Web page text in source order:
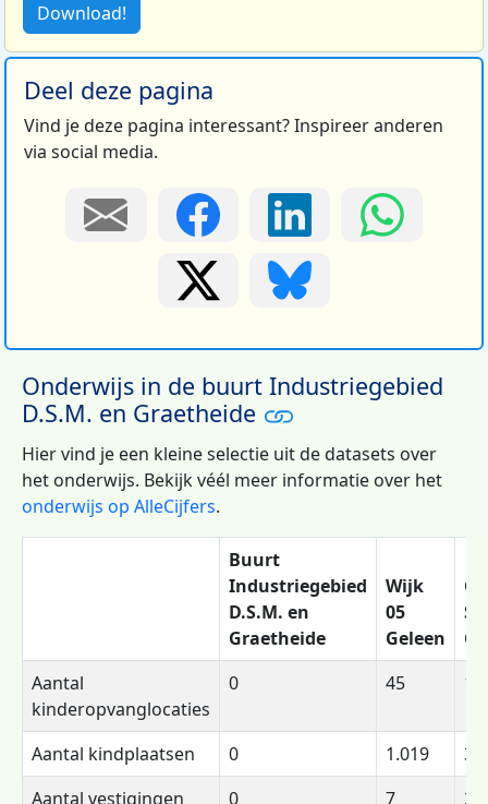
Download!
Deel deze pagina
Vind je deze pagina interessant? Inspireer anderen
via social media.
Onderwijs in de buurt Industriegebied
D.S.M. en Graetheide
Hier vind je een kleine selectie uit de datasets over
het onderwijs. Bekijk véél meer informatie over het
onderwijs op AlleCijfers.
Buurt
Industriegebied
D.S.M. en
Graetheide
Wijk
05
Geleen
Aantal
kinderopvanglocaties
0 45
Aantal kindplaatsen 0 1.019
Aantal vestigingen
0 7 25